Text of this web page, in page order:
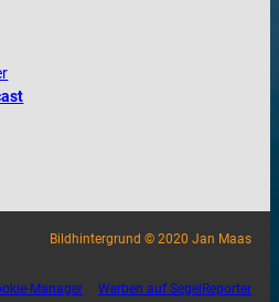
Bildhintergrund © 2020 Jan Maas
Manager Werben auf SegelReporter